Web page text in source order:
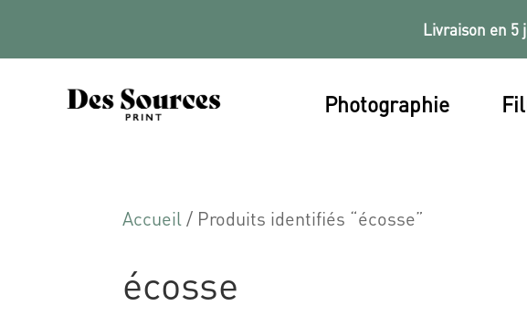
Livraison en 5
Photographie
Accueil / Produits identifiés “écosse”
écosse